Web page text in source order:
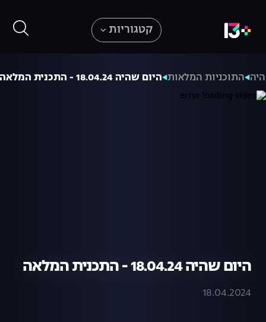
קטגוריות
התוכניות המלאות היום שהיה 18.04.24 - התכנית המלאה
היום שהיה 18.04.24 - התכנית המלאה
18.04.2024